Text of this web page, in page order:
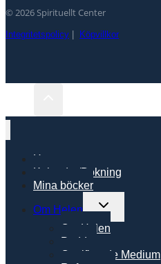
© 2026 Spirituellt Center
Integritetspolicy Köpvillkor
Hem
Kalender/Bokning
Mina böcker
Om Helen
Toggle
menu
Om Helen
Poddar
Certifierade Medium